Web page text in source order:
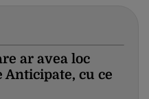
ar avea loc
cu ce